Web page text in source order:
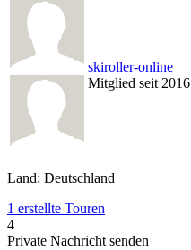
skiroller-online
Mitglied seit 2016
Land: Deutschland
1 erstellte Touren
4
Private Nachricht senden